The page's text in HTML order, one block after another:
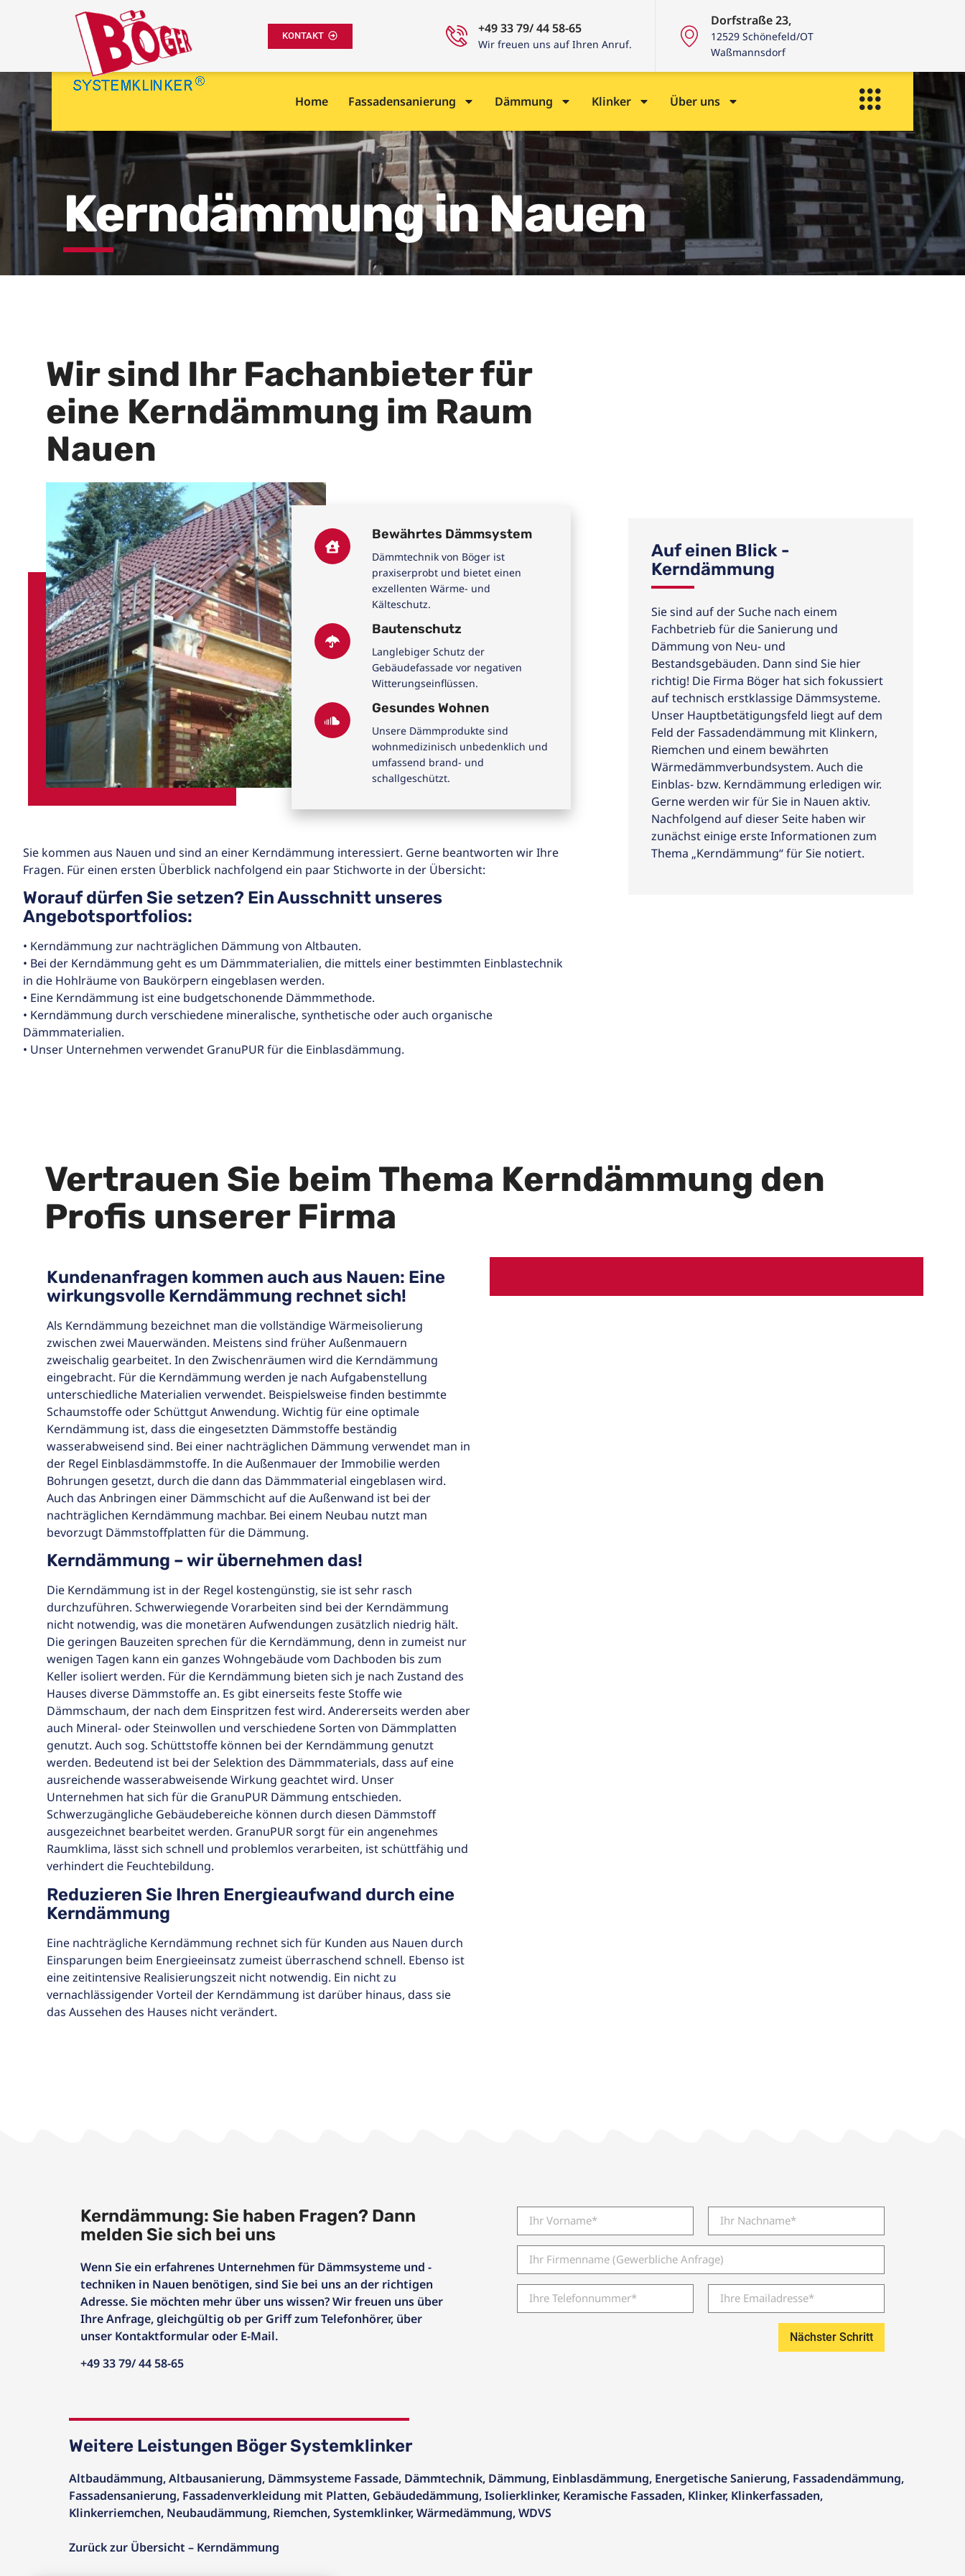
KONTAKT +49 33 79/ 44 58-65
Wir freuen uns auf Ihren Anruf.
Dorfstraße 23,
12529 Schönefeld/OT
Waßmannsdorf
Home Fassadensanierung Dämmung Klinker Über uns
Kerndämmung in Nauen
Wir sind Ihr Fachanbieter für
eine Kerndämmung im Raum
Nauen
Bewährtes Dämmsystem
Dämmtechnik von Böger ist
praxiserprobt und bietet einen
exzellenten Wärme- und
Kälteschutz.
Bautenschutz
Langlebiger Schutz der
Gebäudefassade vor negativen
Witterungseinflüssen.
Gesundes Wohnen
Unsere Dämmprodukte sind
wohnmedizinisch unbedenklich und
umfassend brand- und
schallgeschützt.
Sie kommen aus Nauen und sind an einer Kerndämmung interessiert. Gerne beantworten wir Ihre
Fragen. Für einen ersten Überblick nachfolgend ein paar Stichworte in der Übersicht:
Worauf dürfen Sie setzen? Ein Ausschnitt unseres
Angebotsportfolios:
• Kerndämmung zur nachträglichen Dämmung von Altbauten.
• Bei der Kerndämmung geht es um Dämmmaterialien, die mittels einer bestimmten Einblastechnik
in die Hohlräume von Baukörpern eingeblasen werden.
• Eine Kerndämmung ist eine budgetschonende Dämmmethode.
• Kerndämmung durch verschiedene mineralische, synthetische oder auch organische
Dämmmaterialien.
• Unser Unternehmen verwendet GranuPUR für die Einblasdämmung.
Auf einen Blick -
Kerndämmung
Sie sind auf der Suche nach einem
Fachbetrieb für die Sanierung und
Dämmung von Neu- und
Bestandsgebäuden. Dann sind Sie hier
richtig! Die Firma Böger hat sich fokussiert
auf technisch erstklassige Dämmsysteme.
Unser Hauptbetätigungsfeld liegt auf dem
Feld der Fassadendämmung mit Klinkern,
Riemchen und einem bewährten
Wärmedämmverbundsystem. Auch die
Einblas- bzw. Kerndämmung erledigen wir.
Gerne werden wir für Sie in Nauen aktiv.
Nachfolgend auf dieser Seite haben wir
zunächst einige erste Informationen zum
Thema „Kerndämmung“ für Sie notiert.
Vertrauen Sie beim Thema Kerndämmung den
Profis unserer Firma
Kundenanfragen kommen auch aus Nauen: Eine
wirkungsvolle Kerndämmung rechnet sich!
Als Kerndämmung bezeichnet man die vollständige Wärmeisolierung
zwischen zwei Mauerwänden. Meistens sind früher Außenmauern
zweischalig gearbeitet. In den Zwischenräumen wird die Kerndämmung
eingebracht. Für die Kerndämmung werden je nach Aufgabenstellung
unterschiedliche Materialien verwendet. Beispielsweise finden bestimmte
Schaumstoffe oder Schüttgut Anwendung. Wichtig für eine optimale
Kerndämmung ist, dass die eingesetzten Dämmstoffe beständig
wasserabweisend sind. Bei einer nachträglichen Dämmung verwendet man in
der Regel Einblasdämmstoffe. In die Außenmauer der Immobilie werden
Bohrungen gesetzt, durch die dann das Dämmmaterial eingeblasen wird.
Auch das Anbringen einer Dämmschicht auf die Außenwand ist bei der
nachträglichen Kerndämmung machbar. Bei einem Neubau nutzt man
bevorzugt Dämmstoffplatten für die Dämmung.
Kerndämmung – wir übernehmen das!
Die Kerndämmung ist in der Regel kostengünstig, sie ist sehr rasch
durchzuführen. Schwerwiegende Vorarbeiten sind bei der Kerndämmung
nicht notwendig, was die monetären Aufwendungen zusätzlich niedrig hält.
Die geringen Bauzeiten sprechen für die Kerndämmung, denn in zumeist nur
wenigen Tagen kann ein ganzes Wohngebäude vom Dachboden bis zum
Keller isoliert werden. Für die Kerndämmung bieten sich je nach Zustand des
Hauses diverse Dämmstoffe an. Es gibt einerseits feste Stoffe wie
Dämmschaum, der nach dem Einspritzen fest wird. Andererseits werden aber
auch Mineral- oder Steinwollen und verschiedene Sorten von Dämmplatten
genutzt. Auch sog. Schüttstoffe können bei der Kerndämmung genutzt
werden. Bedeutend ist bei der Selektion des Dämmmaterials, dass auf eine
ausreichende wasserabweisende Wirkung geachtet wird. Unser
Unternehmen hat sich für die GranuPUR Dämmung entschieden.
Schwerzugängliche Gebäudebereiche können durch diesen Dämmstoff
ausgezeichnet bearbeitet werden. GranuPUR sorgt für ein angenehmes
Raumklima, lässt sich schnell und problemlos verarbeiten, ist schüttfähig und
verhindert die Feuchtebildung.
Reduzieren Sie Ihren Energieaufwand durch eine
Kerndämmung
Eine nachträgliche Kerndämmung rechnet sich für Kunden aus Nauen durch
Einsparungen beim Energieeinsatz zumeist überraschend schnell. Ebenso ist
eine zeitintensive Realisierungszeit nicht notwendig. Ein nicht zu
vernachlässigender Vorteil der Kerndämmung ist darüber hinaus, dass sie
das Aussehen des Hauses nicht verändert.
Kerndämmung: Sie haben Fragen? Dann
melden Sie sich bei uns
Wenn Sie ein erfahrenes Unternehmen für Dämmsysteme und -
techniken in Nauen benötigen, sind Sie bei uns an der richtigen
Adresse. Sie möchten mehr über uns wissen? Wir freuen uns über
Ihre Anfrage, gleichgültig ob per Griff zum Telefonhörer, über
unser Kontaktformular oder E-Mail.
+49 33 79/ 44 58-65
Nächster Schritt
Weitere Leistungen Böger Systemklinker
Altbaudämmung,Altbausanierung, Dämmsysteme Fassade, Dämmtechnik, Dämmung, Einblasdämmung, Energetische Sanierung, Fassadendämmung,
Fassadensanierung, Fassadenverkleidung mit Platten, Gebäudedämmung,Isolierklinker, Keramische Fassaden, Klinker, Klinkerfassaden,
Klinkerriemchen, Neubaudämmung, Riemchen,Systemklinker,Wärmedämmung,WDVS
Zurück zur Übersicht – Kerndämmung